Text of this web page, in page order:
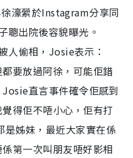
濠縈於Instagram分享同
聰出院後容貌曝光。
人偷相，Josie表示：
要放過阿徐，可能佢錯
直言事件確令佢感到
得佢不唔小心，佢有打
是姊妹，最近大家實在係
第一次叫朋友唔好影相